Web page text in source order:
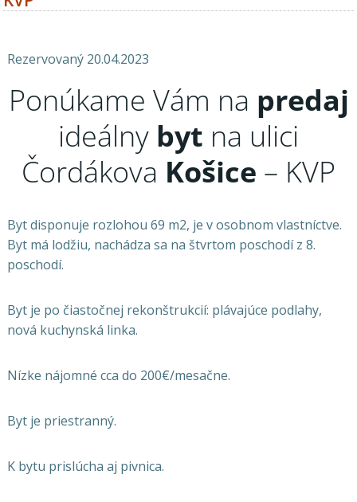
Rezervovaný 20.04.2023
Ponúkame Vám na predaj
ideálny byt na ulici
Čordákova Košice – KVP
Byt disponuje rozlohou 69 m2, je v osobnom vlastníctve.
Byt má lodžiu, nachádza sa na štvrtom poschodí z 8.
poschodí.
Byt je po čiastočnej rekonštrukcií: plávajúce podlahy,
nová kuchynská linka.
Nízke nájomné cca do 200€/mesačne.
Byt je priestranný.
K bytu prislúcha aj pivnica.